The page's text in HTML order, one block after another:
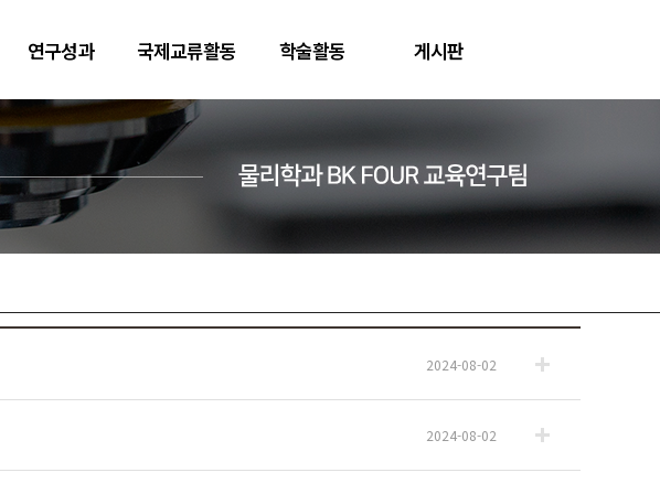
연구성과 국제교류활동 학술활동 게시판
2024-08-02
2024-08-02